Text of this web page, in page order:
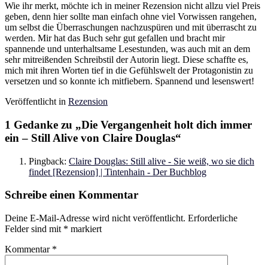
Wie ihr merkt, möchte ich in meiner Rezension nicht allzu viel Preis
geben, denn hier sollte man einfach ohne viel Vorwissen rangehen,
um selbst die Überraschungen nachzuspüren und mit überrascht zu
werden. Mir hat das Buch sehr gut gefallen und bracht mir
spannende und unterhaltsame Lesestunden, was auch mit an dem
sehr mitreißenden Schreibstil der Autorin liegt. Diese schaffte es,
mich mit ihren Worten tief in die Gefühlswelt der Protagonistin zu
versetzen und so konnte ich mitfiebern. Spannend und lesenswert!
Veröffentlicht in Rezension
1 Gedanke zu „Die Vergangenheit holt dich immer
ein – Still Alive von Claire Douglas“
Pingback: Claire Douglas: Still alive - Sie weiß, wo sie dich
findet [Rezension] | Tintenhain - Der Buchblog
Schreibe einen Kommentar
Deine E-Mail-Adresse wird nicht veröffentlicht. Erforderliche
Felder sind mit * markiert
Kommentar *